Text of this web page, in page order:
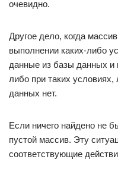
очевидно.
Другое дело, когда
выполнении каких-либо
данные из базы данных и
либо при таких условиях,
данных нет.
Если ничего найдено не
пустой массив. Эту
соответствующие